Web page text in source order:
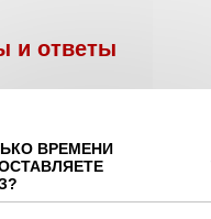
и ответы
ВРЕМЕНИ